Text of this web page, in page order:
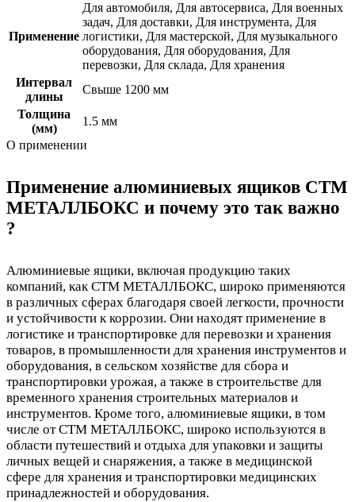
Применение
Для автомобиля, Для автосервиса, Для военных
задач, Для доставки, Для инструмента, Для
логистики, Для мастерской, Для музыкального
оборудования, Для оборудования, Для
перевозки, Для склада, Для хранения
Интервал
длины
Свыше 1200 мм
Толщина
(мм)
1.5 мм
О применении
Применение алюминиевых ящиков СТМ
МЕТАЛЛБОКС и почему это так важно
?
Алюминиевые ящики, включая продукцию таких
компаний, как СТМ МЕТАЛЛБОКС, широко применяются
в различных сферах благодаря своей легкости, прочности
и устойчивости к коррозии. Они находят применение в
логистике и транспортировке для перевозки и хранения
товаров, в промышленности для хранения инструментов и
оборудования, в сельском хозяйстве для сбора и
транспортировки урожая, а также в строительстве для
временного хранения строительных материалов и
инструментов. Кроме того, алюминиевые ящики, в том
числе от СТМ МЕТАЛЛБОКС, широко используются в
области путешествий и отдыха для упаковки и защиты
личных вещей и снаряжения, а также в медицинской
сфере для хранения и транспортировки медицинских
принадлежностей и оборудования.